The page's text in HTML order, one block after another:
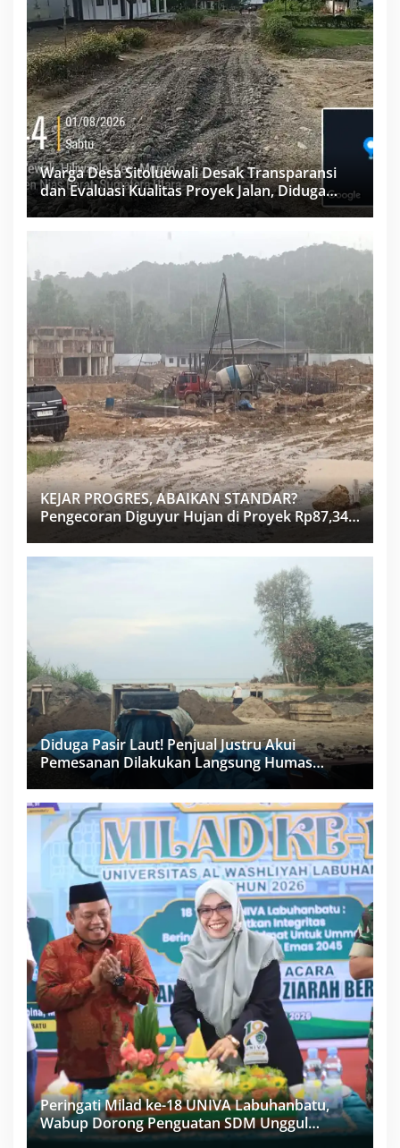
Warga Desa Sitoluewali Desak Transparansi
dan Evaluasi Kualitas Proyek Jalan, Diduga
Minim Informasi
KEJAR PROGRES, ABAIKAN STANDAR?
Pengecoran Diguyur Hujan di Proyek Rp87,34
Miliar Sukma Nias, Konsultan, Pengawas dan
PPK Bungkam
Diduga Pasir Laut! Penjual Justru Akui
Pemesanan Dilakukan Langsung Humas
Peringati Milad ke-18 UNIVA Labuhanbatu,
Wabup Dorong Penguatan SDM Unggul
Menuju Indonesia Emas 2045